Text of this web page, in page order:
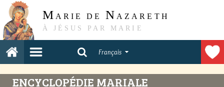
M ARIE DE N AZARETH
À JÉSUS PAR MARIE
Français
ENCYCLOPÉDIE MARIALE